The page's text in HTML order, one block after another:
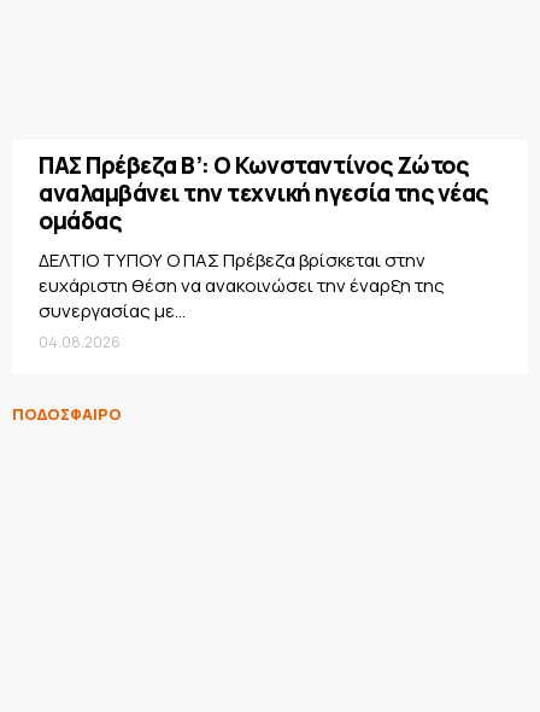
ΠΑΣ Πρέβεζα Β’: Ο Κωνσταντίνος Ζώτος
αναλαμβάνει την τεχνική ηγεσία της νέας
ομάδας
ΔΕΛΤΙΟ ΤΥΠΟΥ Ο ΠΑΣ Πρέβεζα βρίσκεται στην
ευχάριστη θέση να ανακοινώσει την έναρξη της
συνεργασίας με...
04.08.2026
ΠΟΔΟΣΦΑΙΡΟ